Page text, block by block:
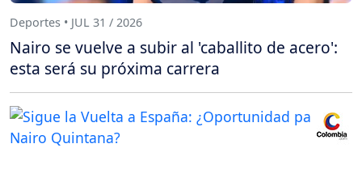
Deportes • JUL 31 / 2026
Nairo se vuelve a subir al 'caballito de acero':
esta será su próxima carrera